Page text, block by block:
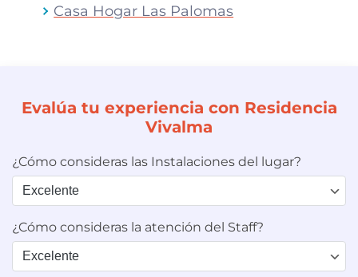
Casa Hogar Las Palomas
Evalúa tu experiencia con Residencia
Vivalma
¿Cómo consideras las Instalaciones del lugar?
¿Cómo consideras la atención del Staff?